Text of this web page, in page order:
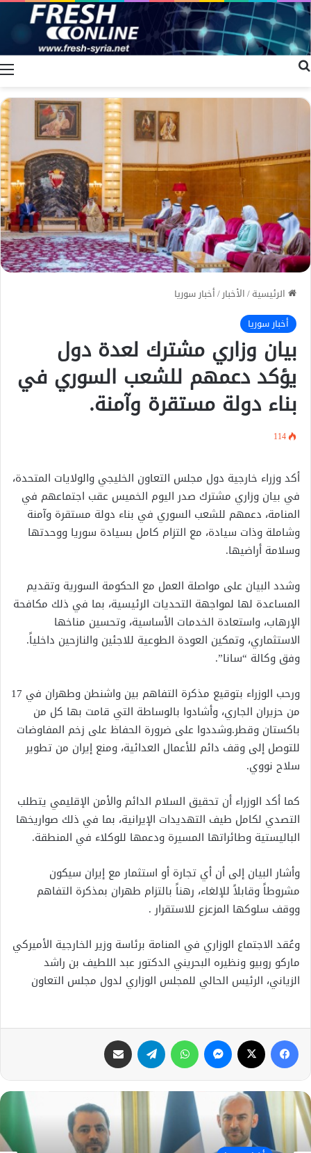
الرئيسية/الأخبار/أخبار سوريا
أخبار سوريا
بيان وزاري مشترك لعدة دول
يؤكد دعمهم للشعب السوري في
بناء دولة مستقرة وآمنة.
114
أكد وزراء خارجية دول مجلس التعاون الخليجي والولايات المتحدة،
في بيان وزاري مشترك صدر اليوم الخميس عقب اجتماعهم في
المنامة، دعمهم للشعب السوري في بناء دولة مستقرة وآمنة
وشاملة وذات سيادة، مع التزام كامل بسيادة سوريا ووحدتها
وسلامة أراضيها.
وشدد البيان على مواصلة العمل مع الحكومة السورية وتقديم
المساعدة لها لمواجهة التحديات الرئيسية، بما في ذلك مكافحة
الإرهاب، واستعادة الخدمات الأساسية، وتحسين مناخها
الاستثماري، وتمكين العودة الطوعية للاجئين والنازحين داخلياً.
وفق وكالة “سانا”.
ورحب الوزراء بتوقيع مذكرة التفاهم بين واشنطن وطهران في 17
من حزيران الجاري، وأشادوا بالوساطة التي قامت بها كل من
باكستان وقطر.وشددوا على ضرورة الحفاظ على زخم المفاوضات
للتوصل إلى وقف دائم للأعمال العدائية، ومنع إيران من تطوير
سلاح نووي.
كما أكد الوزراء أن تحقيق السلام الدائم والأمن الإقليمي يتطلب
التصدي لكامل طيف التهديدات الإيرانية، بما في ذلك صواريخها
الباليستية وطائراتها المسيرة ودعمها للوكلاء في المنطقة.
وأشار البيان إلى أن أي تجارة أو استثمار مع إيران سيكون
مشروطاً وقابلاً للإلغاء، رهناً بالتزام طهران بمذكرة التفاهم
ووقف سلوكها المزعزع للاستقرار .
وعُقد الاجتماع الوزاري في المنامة برئاسة وزير الخارجية الأميركي
ماركو روبيو ونظيره البحريني الدكتور عبد اللطيف بن راشد
الزياني، الرئيس الحالي للمجلس الوزاري لدول مجلس التعاون
فيسبوك ماسنجر واتساب تيلقرام